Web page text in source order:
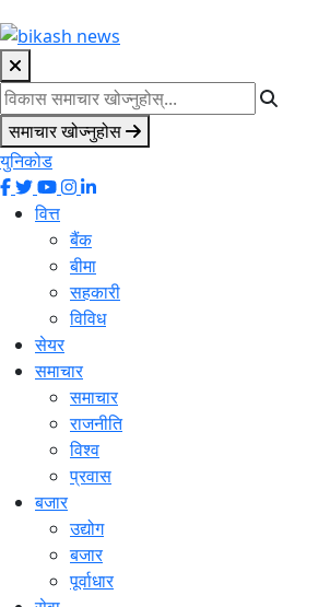
समाचार खोज्नुहोस
युनिकोड
वित्त
बैंक
बीमा
सहकारी
विविध
सेयर
समाचार
समाचार
राजनीति
विश्व
प्रवास
बजार
उद्योग
बजार
पूर्वाधार